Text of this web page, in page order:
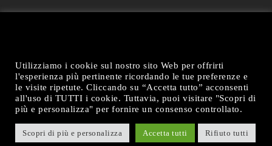
Gekosoftware @2021 All rights reserved.
Utilizziamo i cookie sul nostro sito Web per offrirti
l'esperienza più pertinente ricordando le tue preferenze e
le visite ripetute. Cliccando su “Accetta tutto” acconsenti
all'uso di TUTTI i cookie. Tuttavia, puoi visitare "Scopri di
più e personalizza" per fornire un consenso controllato.
Scopri di più e personalizza Accetta tutti Rifiuto tutti